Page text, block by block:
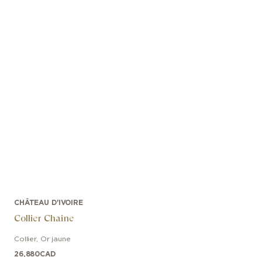
CHÂTEAU D'IVOIRE
Collier Chaine
Collier, Or jaune
26,880CAD